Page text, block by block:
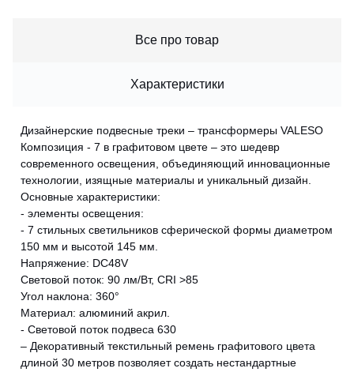
Все про товар
Характеристики
Дизайнерские подвесные треки – трансформеры VALESO
Композиция - 7 в графитовом цвете – это шедевр
современного освещения, объединяющий инновационные
технологии, изящные материалы и уникальный дизайн.
Основные характеристики:
- элементы освещения:
- 7 стильных светильников сферической формы диаметром
150 мм и высотой 145 мм.
Напряжение: DC48V
Световой поток: 90 лм/Вт, CRI >85
Угол наклона: 360°
Материал: алюминий акрил.
- Световой поток подвеса 630
– Декоративный текстильный ремень графитового цвета
длиной 30 метров позволяет создать нестандартные